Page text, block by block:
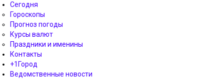
Сегодня
Гороскопы
Прогноз погоды
Курсы валют
Праздники и именины
Контакты
+1Город
Ведомственные новости